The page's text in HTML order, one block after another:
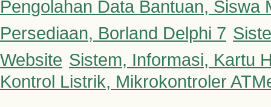
Pengolahan Data Bantuan, Siswa
Persediaan, Borland Delphi 7
Website Sistem, Informasi, Kartu
Kontrol Listrik, Mikrokontroler